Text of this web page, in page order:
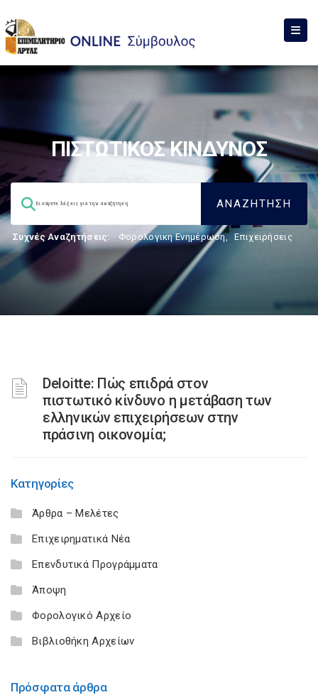
ΠΙΣΤΩΤΙΚΟΣ ΚΙΝΔΥΝΟΣ
Συχνές Αναζητήσεις: Φορολογικη Ενημέρωση, Επιχειρήσεις
Deloitte: Πώς επιδρά στον
πιστωτικό κίνδυνο η μετάβαση των
ελληνικών επιχειρήσεων στην
πράσινη οικονομία;
Κατηγορίες
Άρθρα – Μελέτες
Επιχειρηματικά Νέα
Επενδυτικά Προγράμματα
Άποψη
Φορολογικό Αρχείο
Βιβλιοθήκη Αρχείων
Πρόσφατα άρθρα